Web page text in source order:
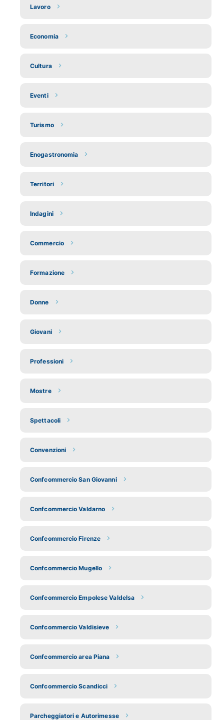
Lavoro
Economia
Cultura
Eventi
Turismo
Enogastronomia
Territori
Indagini
Commercio
Formazione
Donne
Giovani
Professioni
Mostre
Spettacoli
Convenzioni
Confcommercio San Giovanni
Confcommercio Valdarno
Confcommercio Firenze
Confcommercio Mugello
Confcommercio Empolese Valdelsa
Confcommercio Valdisieve
Confcommercio area Piana
Confcommercio Scandicci
Parcheggiatori e Autorimesse